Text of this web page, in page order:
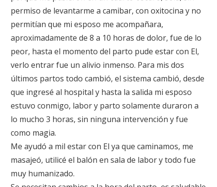
permiso de levantarme a camibar, con oxitocina y no
permitían que mi esposo me acompañara,
aproximadamente de 8 a 10 horas de dolor, fue de lo
peor, hasta el momento del parto pude estar con El,
verlo entrar fue un alivio inmenso. Para mis dos
últimos partos todo cambió, el sistema cambió, desde
que ingresé al hospital y hasta la salida mi esposo
estuvo conmigo, labor y parto solamente duraron a
lo mucho 3 horas, sin ninguna intervención y fue
como magia.
Me ayudó a mil estar con El ya que caminamos, me
masajeó, utilicé el balón en sala de labor y todo fue
muy humanizado.